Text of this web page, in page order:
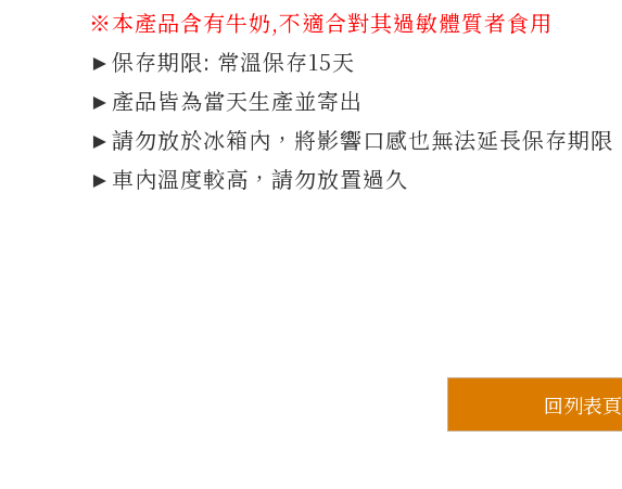
※本產品含有牛奶,不適合對其過敏體質者食用
►保存期限: 常溫保存15天
►產品皆為當天生產並寄出
►請勿放於冰箱內，將影響口感也無法延長保存期限
►車內溫度較高，請勿放置過久
回列表頁